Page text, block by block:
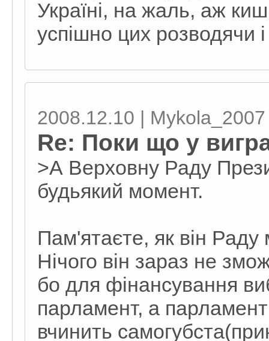
Україні, на жаль, аж
успішно цих розводячи
2008.12.10 | Mykola_2007
Re: Поки що у
>А Верховну Раду
будьякий момент.
Пам'ятаєте, як він Раду
Нічого він зараз не
бо для фінансування
парламент, а
вчинить